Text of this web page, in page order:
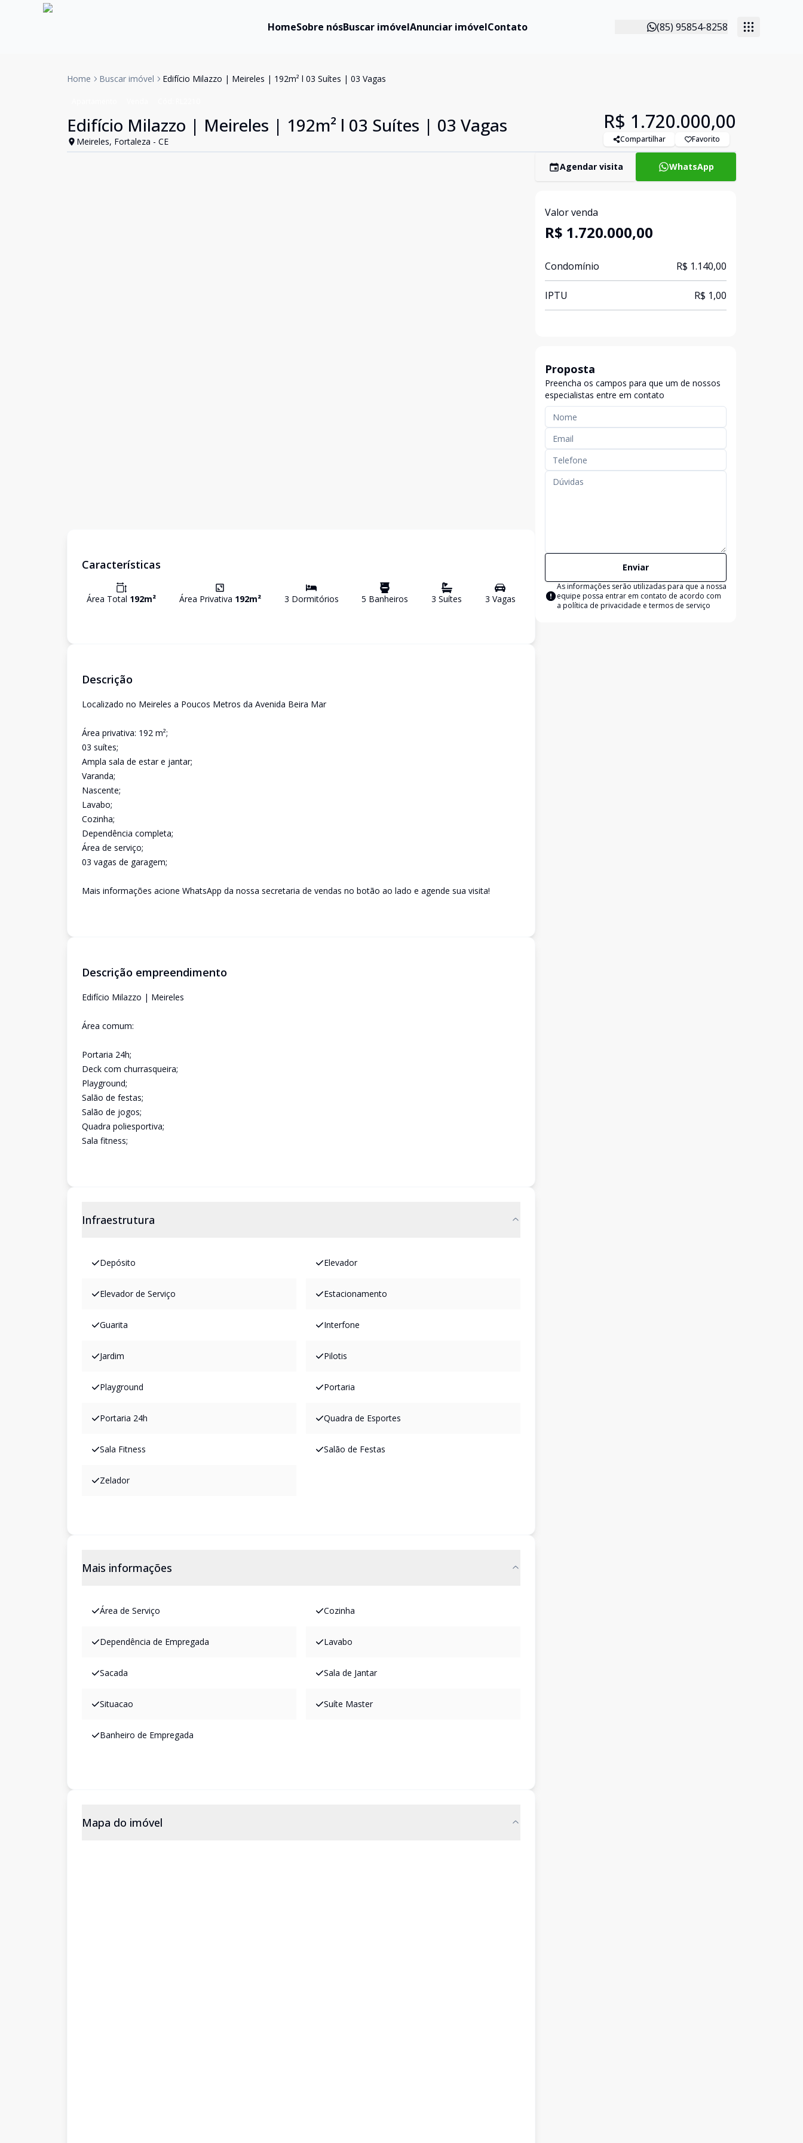
HomeSobre nósBuscar imóvelAnunciar imóvelContato (85) 95854-8258
Home Buscar imóvel Edifício Milazzo | Meireles | 192m² l 03 Suítes | 03 Vagas
Edifício Milazzo | Meireles | 192m² l 03 Suítes | 03 Vagas
Meireles, Fortaleza - CE
R$ 1.720.000,00
Compartilhar Favorito
Características
Área Total 192m² Área Privativa 192m² 3 Dormitórios 5 Banheiros 3 Suítes 3 Vagas
Descrição
Localizado no Meireles a Poucos Metros da Avenida Beira Mar
Área privativa: 192 m²;
03 suítes;
Ampla sala de estar e jantar;
Varanda;
Nascente;
Lavabo;
Cozinha;
Dependência completa;
Área de serviço;
03 vagas de garagem;
Mais informações acione WhatsApp da nossa secretaria de vendas no botão ao lado e agende sua visita!
Descrição empreendimento
Edifício Milazzo | Meireles
Área comum:
Portaria 24h;
Deck com churrasqueira;
Playground;
Salão de festas;
Salão de jogos;
Quadra poliesportiva;
Sala fitness;
Infraestrutura
Depósito Elevador
Elevador de Serviço Estacionamento
Guarita Interfone
Jardim Pilotis
Playground Portaria
Portaria 24h Quadra de Esportes
Sala Fitness Salão de Festas
Zelador
Mais informações
Área de Serviço Cozinha
Dependência de Empregada Lavabo
Sacada Sala de Jantar
Situacao Suíte Master
Banheiro de Empregada
Mapa do imóvel
Agendar visita WhatsApp
Valor venda
R$ 1.720.000,00
Condomínio R$ 1.140,00
IPTU R$ 1,00
Proposta
Preencha os campos para que um de nossos
especialistas entre em contato
Enviar
As informações serão utilizadas para que a nossa
equipe possa entrar em contato de acordo com
a política de privacidade e termos de serviço